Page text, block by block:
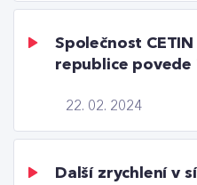
22. 02. 2024
Společnost CETIN
republice povede
Další zrychlení v